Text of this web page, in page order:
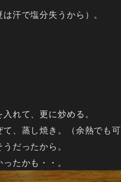
汗で塩分失うから）。
れて、更に炒める。
、蒸し焼き。（余熱でも
だったから。
たかも・・。